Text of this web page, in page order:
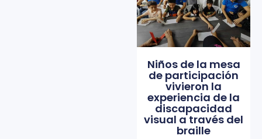
Niños de la mesa
de participación
vivieron la
experiencia de la
discapacidad
visual a través del
braille